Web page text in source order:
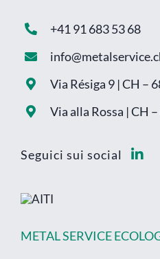
+41 91 683 53 68
Via Résiga 9 | CH –
Via alla Rossa | CH
Seguici sui social
METAL SERVICE